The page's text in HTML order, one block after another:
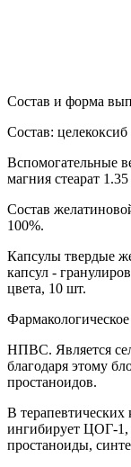
Состав и форма
Состав: целекоксиб
Вспомогательные
магния стеарат 1.35
Состав
100%.
Капсулы твердые
капсул -
цвета, 10 шт.
НПВС. Является
благодаря этому
простаноидов.
В терапевтических
ингибирует ЦОГ-1,
простаноиды,